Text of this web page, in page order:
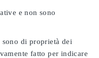
e non sono
di proprietà dei
fatto per indicare